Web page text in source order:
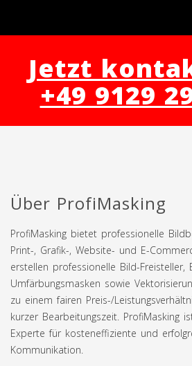
Jetzt
+49 9129
Über ProfiMasking
ProfiMasking bietet professionelle
Print-, Grafik-, Website- und E-
erstellen professionelle Bild-Freisteller,
Umfärbungsmasken sowie
zu einem fairen Preis-/
kurzer Bearbeitungszeit. ProfiMasking
Experte für kosteneffiziente und
Kommunikation.